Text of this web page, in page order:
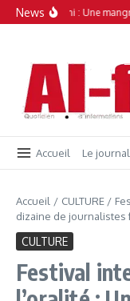
Aller au contenu
News
Simamboini : Une
Accueil Le journal
Accueil / CULTURE/
dizaine de journalistes
CULTURE
Festival